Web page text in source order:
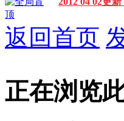
返回首页
正在浏览